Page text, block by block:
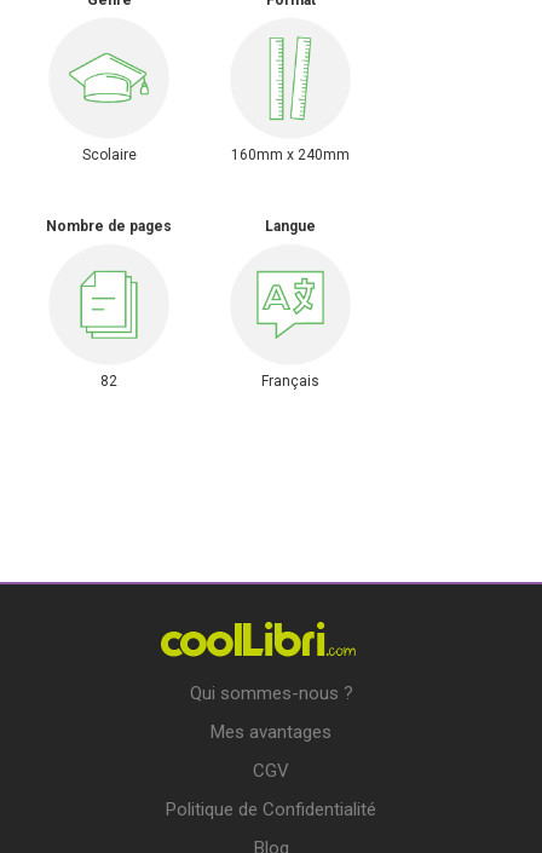
Scolaire 160mm x 240mm
Nombre de pages
82
Langue
Français
Qui sommes-nous ?
Mes avantages
CGV
Politique de Confidentialité
Blog